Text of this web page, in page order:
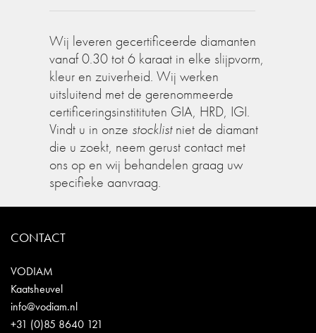
Wij leveren gecertificeerde diamanten
vanaf 0.30 tot 6 karaat in elke slijpvorm,
kleur en zuiverheid. Wij werken
uitsluitend met de gerenommeerde
certificeringsinstitituten GIA, HRD, IGI.
Vindt u in onze stocklistniet de diamant
die u zoekt, neem gerust contact met
ons op en wij behandelen graag uw
specifieke aanvraag.
CONTACT
VODIAM
Kaatsheuvel
info@vodiam.nl
+31 (0)85 8640 121